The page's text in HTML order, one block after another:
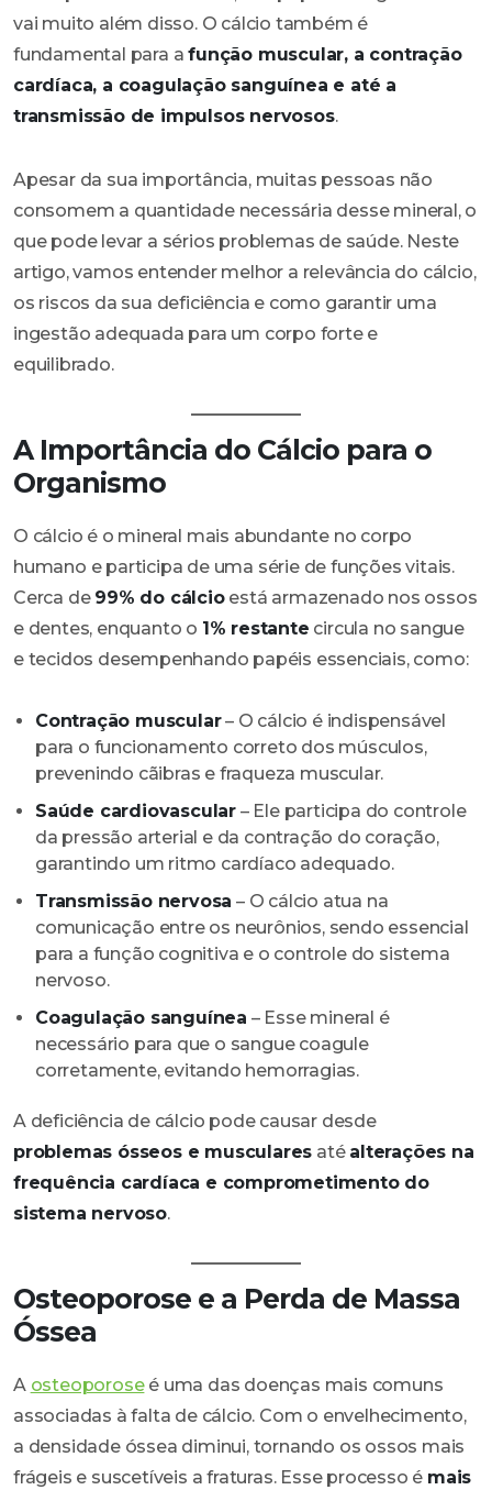
vai muito além disso. O cálcio também é
fundamental para afunção muscular, a contração
cardíaca, a coagulação sanguínea e até a
transmissão de impulsos nervosos.
Apesar da sua importância, muitas pessoas não
consomem a quantidade necessária desse mineral, o
que pode levar a sérios problemas de saúde. Neste
artigo, vamos entender melhor a relevância do cálcio,
os riscos da sua deficiência e como garantir uma
ingestão adequada para um corpo forte e
equilibrado.
A Importância do Cálcio para o
Organismo
O cálcio é o mineral mais abundante no corpo
humano e participa de uma série de funções vitais.
Cerca de 99% do cálcioestá armazenado nos ossos
e dentes, enquanto o 1% restante circula no sangue
e tecidos desempenhando papéis essenciais, como:
Contração muscular– O cálcio é indispensável
para o funcionamento correto dos músculos,
prevenindo cãibras e fraqueza muscular.
Saúde cardiovascular – Ele participa do controle
da pressão arterial e da contração do coração,
garantindo um ritmo cardíaco adequado.
Transmissão nervosa – O cálcio atua na
comunicação entre os neurônios, sendo essencial
para a função cognitiva e o controle do sistema
nervoso.
Coagulação sanguínea – Esse mineral é
necessário para que o sangue coagule
corretamente, evitando hemorragias.
A deficiência de cálcio pode causar desde
problemas ósseos e musculares até alterações na
frequência cardíaca e comprometimento do
sistema nervoso.
Osteoporose e a Perda de Massa
Óssea
A osteoporoseé uma das doenças mais comuns
associadas à falta de cálcio. Com o envelhecimento,
a densidade óssea diminui, tornando os ossos mais
frágeis e suscetíveis a fraturas. Esse processo é mais